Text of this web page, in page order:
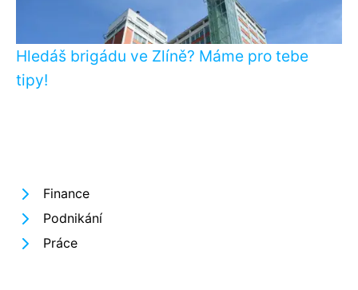
Hledáš brigádu ve Zlíně? Máme pro tebe
tipy!
Finance
Podnikání
Práce